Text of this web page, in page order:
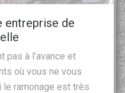
entreprise de
pas à l’avance et
où vous ne vous
le ramonage est très